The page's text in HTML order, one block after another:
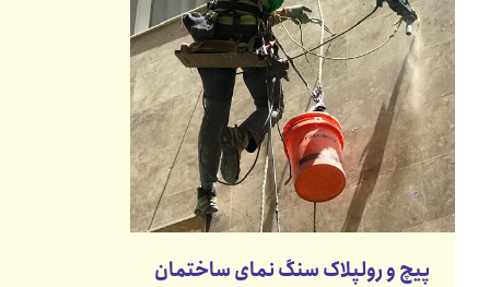
پیچ و رولپلاک سنگ نمای ساختمان